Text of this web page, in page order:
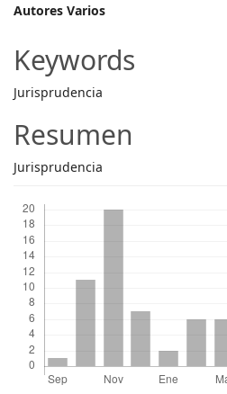
Main
Article
Content
Autores Varios
Keywords
Jurisprudencia
Resumen
Jurisprudencia